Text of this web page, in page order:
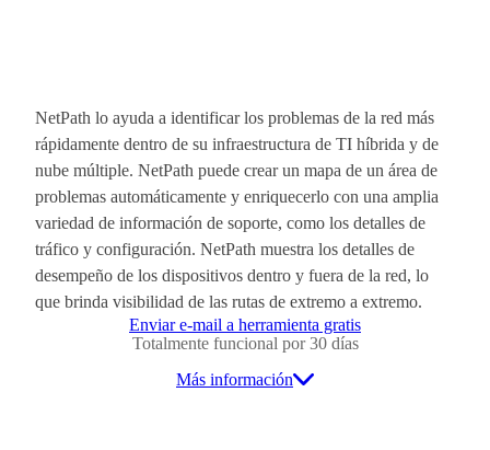
NetPath lo ayuda a identificar los problemas de la red más
rápidamente dentro de su infraestructura de TI híbrida y de
nube múltiple. NetPath puede crear un mapa de un área de
problemas automáticamente y enriquecerlo con una amplia
variedad de información de soporte, como los detalles de
tráfico y configuración. NetPath muestra los detalles de
desempeño de los dispositivos dentro y fuera de la red, lo
que brinda visibilidad de las rutas de extremo a extremo.
Enviar e-mail a herramienta gratis
Totalmente funcional por 30 días
Más información